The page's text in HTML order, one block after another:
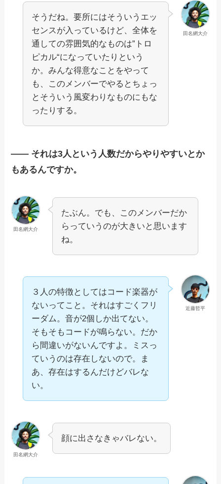
田名網大介
そうだね。要所にはそういうエッ
センスが入っているけど、全体を
通しての雰囲気的なものは”トロ
ピカル“になっていたりという
か。みんな得意なことをやって
も、このメンバーでやるとちょっ
とそういう風変わりなものにもな
ったりする。
—— それは3人という人数だからやりやすいとか
もあるんですか。
田名網大介
たぶん。でも、このメンバーだか
らっていうのが大きいと思います
ね。
近藤哲平
３人の特徴としてはコード楽器が
ないってこと。それはすごくフリ
ーダム。音が2個しか出てない。
そもそもコードが鳴らない。だか
ら間違いがないんですよ。ミスっ
ていうのは存在しないので。ま
あ、存在はするんだけどバレな
い。
田名網大介
顔に出さなきゃバレない。